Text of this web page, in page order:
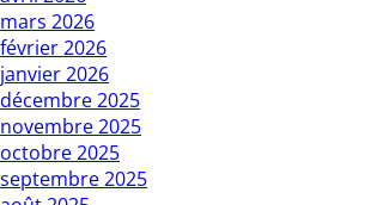
mars 2026
février 2026
janvier 2026
décembre 2025
novembre 2025
octobre 2025
septembre 2025